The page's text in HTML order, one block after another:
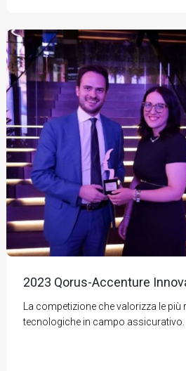
2023 Qorus-Accenture
La competizione che valorizza le più
tecnologiche in campo assicurativo.